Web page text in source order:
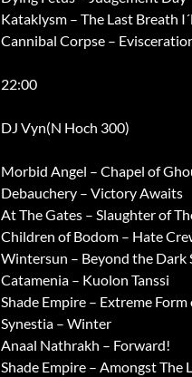
Kataklysm – The Last Breath
Cannibal Corpse –
22:00
DJ Vyn(N Hoch 300)
Morbid Angel – Chapel of
Debauchery – Victory Awaits
At The Gates – Slaughter of
Children of Bodom – Hate
Wintersun – Beyond the Dark
Catamenia – Kuolon Tanssi
Shade Empire – Extreme
Synestia – Winter
Anaal Nathrakh – Forward!
Shade Empire – Amongst The